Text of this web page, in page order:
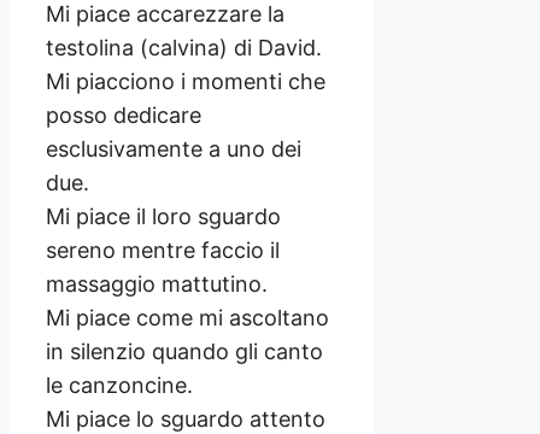
Mi piace accarezzare la
testolina (calvina) di David.
Mi piacciono i momenti che
posso dedicare
esclusivamente a uno dei
due.
Mi piace il loro sguardo
sereno mentre faccio il
massaggio mattutino.
Mi piace come mi ascoltano
in silenzio quando gli canto
le canzoncine.
Mi piace lo sguardo attento